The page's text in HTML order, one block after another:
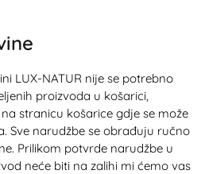
LUX-NATUR nije se potrebno
proizvoda u košarici,
stranicu košarice gdje se može
Sve narudžbe se obrađuju ručno
Prilikom potvrde narudžbe u
neće biti na zalihi mi ćemo vas